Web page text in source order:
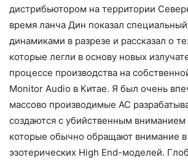
дистрибьютором на территории
время ланча Дин показал
динамиками в разрезе и рассказал о
которые легли в основу новых
процессе производства на
Monitor Audio в Китае. Я был очень
массово производимые АС
создаются с убийственным вниманием
которые обычно обращают внимание в
эзотерических High End-моделей.